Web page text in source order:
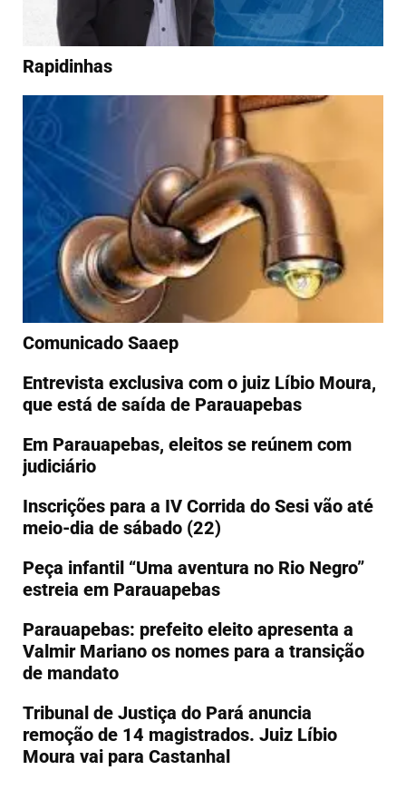
Rapidinhas
Comunicado Saaep
Entrevista exclusiva com o juiz Líbio Moura,
que está de saída de Parauapebas
Em Parauapebas, eleitos se reúnem com
judiciário
Inscrições para a IV Corrida do Sesi vão até
meio-dia de sábado (22)
Peça infantil “Uma aventura no Rio Negro”
estreia em Parauapebas
Parauapebas: prefeito eleito apresenta a
Valmir Mariano os nomes para a transição
de mandato
Tribunal de Justiça do Pará anuncia
remoção de 14 magistrados. Juiz Líbio
Moura vai para Castanhal